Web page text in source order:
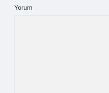
Yorum